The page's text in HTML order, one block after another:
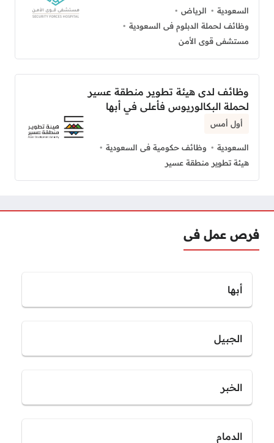
السعودية
الرياض
وظائف لحملة الدبلوم فى السعودية
مستشفى قوى الأمن
وظائف لدى هيئة تطوير منطقة عسير
لحملة البكالوريوس فأعلى في أبها
أول أمس
السعودية
وظائف حكومية فى السعودية
هيئة تطوير منطقة عسير
فرص عمل فى
أبها
الجبيل
الخبر
الدمام